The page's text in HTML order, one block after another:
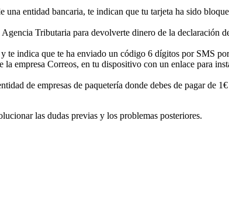
entidad bancaria, te indican que tu tarjeta ha sido
Tributaria para devolverte dinero de la declaración
indica que te ha enviado un código 6 dígitos por SMS
empresa Correos, en tu dispositivo con un enlace para
de empresas de paquetería donde debes de pagar de
las dudas previas y los problemas posteriores.